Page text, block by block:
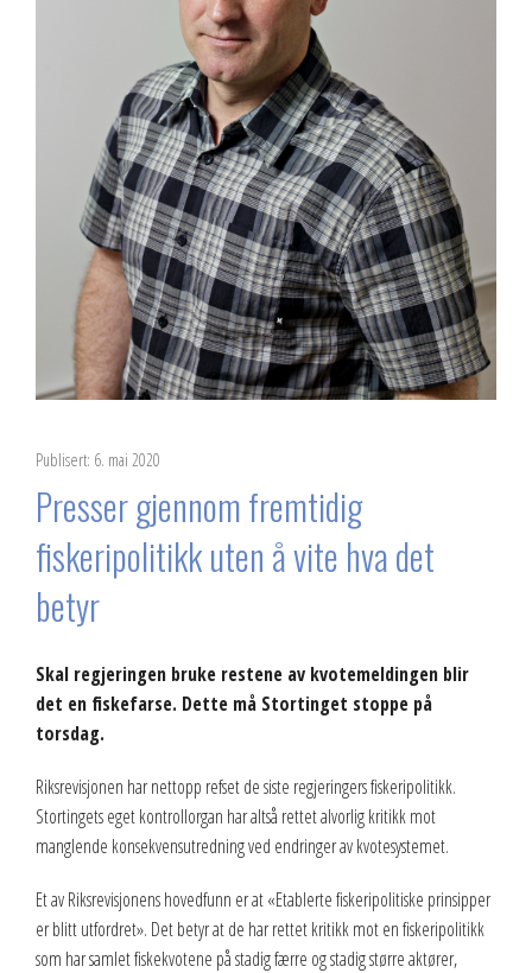
Publisert: 6. mai 2020
​Presser gjennom fremtidig
fiskeripolitikk uten å vite hva det
betyr
Skal regjeringen bruke restene av kvotemeldingen blir
det en fiskefarse. Dette må Stortinget stoppe på
torsdag.
Riksrevisjonen har nettopp refset de siste regjeringers fiskeripolitikk.
Stortingets eget kontrollorgan har altså rettet alvorlig kritikk mot
manglende konsekvensutredning ved endringer av kvotesystemet.
Et av Riksrevisjonens hovedfunn er at «Etablerte fiskeripolitiske prinsipper
er blitt utfordret». Det betyr at de har rettet kritikk mot en fiskeripolitikk
som har samlet fiskekvotene på stadig færre og stadig større aktører,